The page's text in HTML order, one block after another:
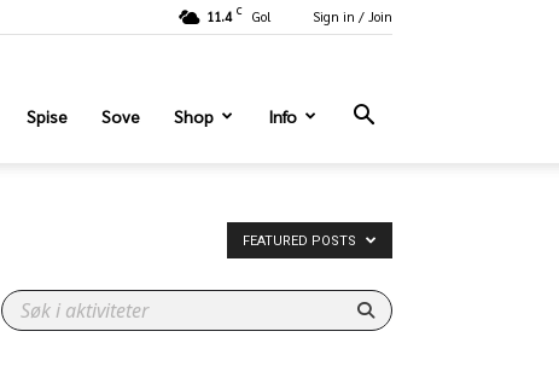
11.4 C Gol Sign in / Join
Spise Sove Shop Info
FEATURED POSTS